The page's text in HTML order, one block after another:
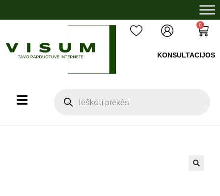
0
KONSULTACIJOS